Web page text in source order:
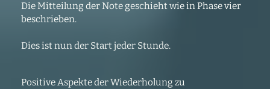
Die Mitteilung der Note geschieht wie in Phase vier
beschrieben.
Dies ist nun der Start jeder Stunde.
Positive Aspekte der Wiederholung zu